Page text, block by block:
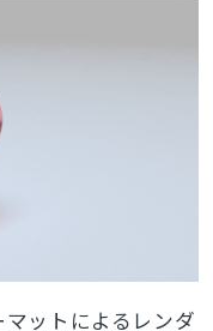
ットによるレンダ